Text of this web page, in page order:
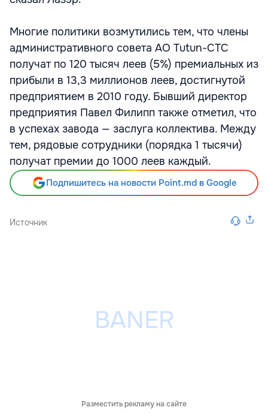
Многие политики возмутились тем, что члены
административного совета АО Tutun-CTC
получат по 120 тысяч леев (5%) премиальных из
прибыли в 13,3 миллионов леев, достигнутой
предприятием в 2010 году. Бывший директор
предприятия Павел Филипп также отметил, что
в успехах завода — заслуга коллектива. Между
тем, рядовые сотрудники (порядка 1 тысячи)
получат премии до 1000 леев каждый.
Подпишитесь на новости Point.md в Google
Источник
Разместить рекламу на сайте